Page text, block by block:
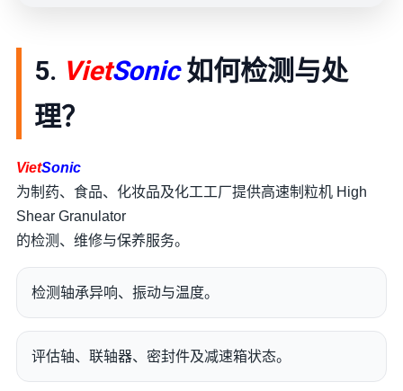
5. VietSonic如何检测与处
理？
VietSonic
为制药、食品、化妆品及化工工厂提供高速制粒机 High
Shear Granulator
的检测、维修与保养服务。
检测轴承异响、振动与温度。
评估轴、联轴器、密封件及减速箱状态。